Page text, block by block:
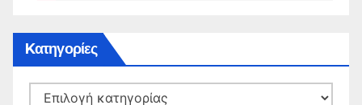
Kατηγορίες
Kατηγορίες